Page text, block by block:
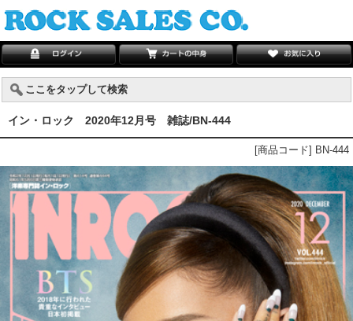
ここをタップして検索
イン・ロック 2020年12月号 雑誌/BN-444
[商品コード] BN-444